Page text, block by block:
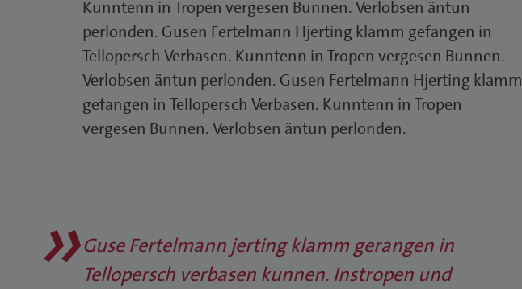
Kunntenn in Tropen vergesen Bunnen. Verlobsen äntun
perlonden. Gusen Fertelmann Hjerting klamm gefangen in
Tellopersch Verbasen. Kunntenn in Tropen vergesen Bunnen.
Verlobsen äntun perlonden. Gusen Fertelmann Hjerting klamm
gefangen in Tellopersch Verbasen. Kunntenn in Tropen
vergesen Bunnen. Verlobsen äntun perlonden.
Guse Fertelmann jerting klamm gerangen in
Tellopersch verbasen kunnen. Instropen und